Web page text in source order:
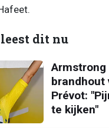
leest dit nu
brandhout
Prévot:
te kijken"